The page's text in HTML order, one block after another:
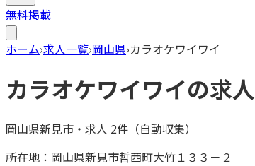
無料掲載
ホーム›求人一覧›岡山県›カラオケワイワイ
カラオケワイワイの求人
岡山県新見市 ・ 求人 2件（自動収集）
所在地： 岡山県新見市哲西町大竹１３３－２